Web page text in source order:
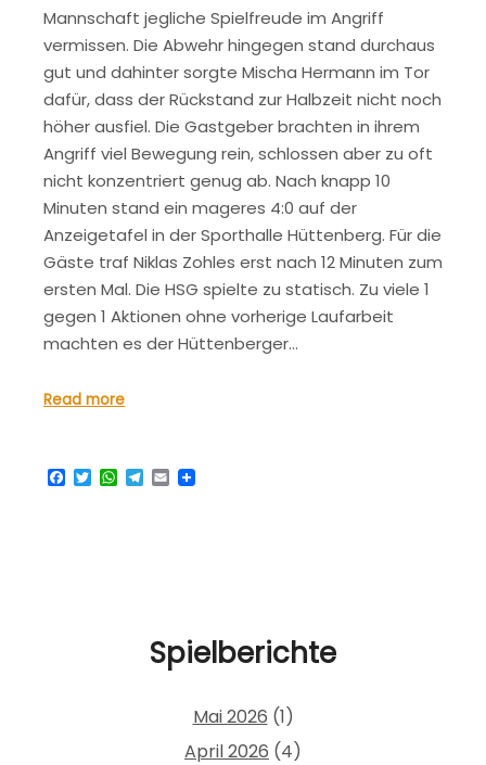
Mannschaft jegliche Spielfreude im Angriff
vermissen. Die Abwehr hingegen stand durchaus
gut und dahinter sorgte Mischa Hermann im Tor
dafür, dass der Rückstand zur Halbzeit nicht noch
höher ausfiel. Die Gastgeber brachten in ihrem
Angriff viel Bewegung rein, schlossen aber zu oft
nicht konzentriert genug ab. Nach knapp 10
Minuten stand ein mageres 4:0 auf der
Anzeigetafel in der Sporthalle Hüttenberg. Für die
Gäste traf Niklas Zohles erst nach 12 Minuten zum
ersten Mal. Die HSG spielte zu statisch. Zu viele 1
gegen 1 Aktionen ohne vorherige Laufarbeit
machten es der Hüttenberger…
Read more
Facebook
TwitterWhatsApp
Telegram
Email
Spielberichte
Mai 2026 (1)
April 2026 (4)